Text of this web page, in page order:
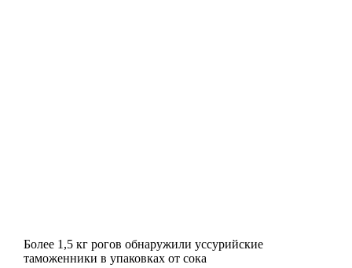
Более 1,5 кг рогов обнаружили уссурийские
таможенники в упаковках от сока